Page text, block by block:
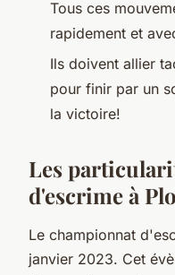
Tous ces
rapidement et
Ils doivent allier
pour finir par un
la victoire!
Les
d'escrime à
Le championnat
janvier 2023. Cet